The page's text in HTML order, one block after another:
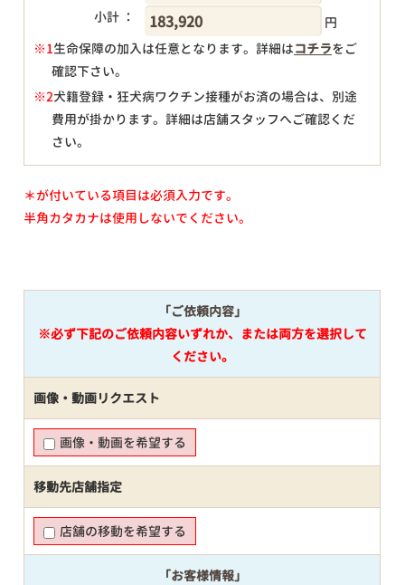
小計 ：
円
※1生命保障の加入は任意となります。詳細はコチラをご
確認下さい。
※2犬籍登録・狂犬病ワクチン接種がお済の場合は、別途
費用が掛かります。詳細は店舗スタッフへご確認くだ
さい。
＊が付いている項目は必須入力です。
半角カタカナは使用しないでください。
「ご依頼内容」
※必ず下記のご依頼内容いずれか、または両方を選択して
ください。
画像・動画リクエスト
画像・動画を希望する
移動先店舗指定
店舗の移動を希望する
「お客様情報」